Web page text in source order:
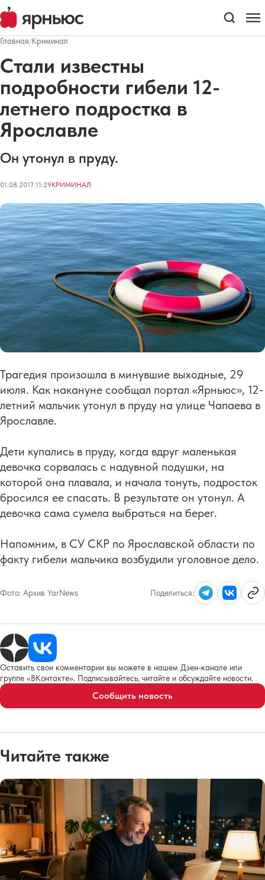
Главная/Криминал
Стали известны
подробности гибели 12-
летнего подростка в
Ярославле
Он утонул в пруду.
01.08.2017 11:29КРИМИНАЛ
Трагедия произошла в минувшие выходные, 29
июля. Как накануне сообщал портал «Ярньюс», 12-
летний мальчик утонул в пруду на улице Чапаева в
Ярославле.
Дети купались в пруду, когда вдруг маленькая
девочка сорвалась с надувной подушки, на
которой она плавала, и начала тонуть, подросток
бросился ее спасать. В результате он утонул. А
девочка сама сумела выбраться на берег.
Напомним, в СУ СКР по Ярославской области по
факту гибели мальчика возбудили уголовное дело.
Фото: Архив YarNews Поделиться:
Оставить свои комментарии вы можете в нашем Дзен-канале или
группе «ВКонтакте». Подписывайтесь, читайте и обсуждайте новости.
Сообщить новость
Читайте также